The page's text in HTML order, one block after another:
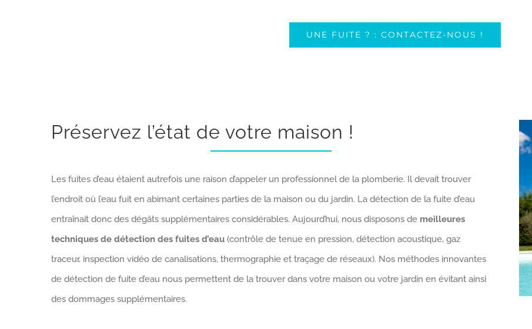
UNE FUITE ? : CONTACTEZ-NOUS !
Préservez l’état de votre maison !
Les fuites d’eau étaient autrefois une raison d’appeler un professionnel de la plomberie. Il devait trouver
l’endroit où l’eau fuit en abimant certaines parties de la maison ou du jardin. La détection de la fuite d’eau
entraînait donc des dégâts supplémentaires considérables. Aujourd’hui, nous disposons de meilleures
techniques de détection des fuites d’eau (contrôle de tenue en pression, détection acoustique, gaz
traceur, inspection vidéo de canalisations, thermographie et traçage de réseaux). Nos méthodes innovantes
de détection de fuite d’eau nous permettent de la trouver dans votre maison ou votre jardin en évitant ainsi
des dommages supplémentaires.